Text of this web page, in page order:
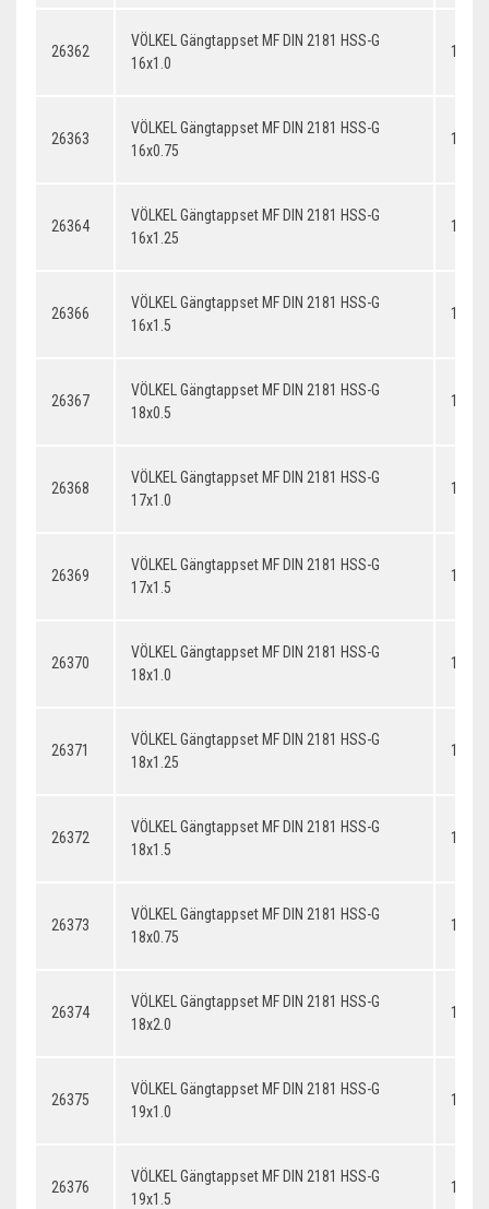
26362
VÖLKEL Gängtappset MF DIN 2181 HSS-G
16x1.0
26363
VÖLKEL Gängtappset MF DIN 2181 HSS-G
16x0.75
26364
VÖLKEL Gängtappset MF DIN 2181 HSS-G
16x1.25
26366
VÖLKEL Gängtappset MF DIN 2181 HSS-G
16x1.5
26367
VÖLKEL Gängtappset MF DIN 2181 HSS-G
18x0.5
26368
VÖLKEL Gängtappset MF DIN 2181 HSS-G
17x1.0
26369
VÖLKEL Gängtappset MF DIN 2181 HSS-G
17x1.5
26370
VÖLKEL Gängtappset MF DIN 2181 HSS-G
18x1.0
26371
VÖLKEL Gängtappset MF DIN 2181 HSS-G
18x1.25
26372
VÖLKEL Gängtappset MF DIN 2181 HSS-G
18x1.5
26373
VÖLKEL Gängtappset MF DIN 2181 HSS-G
18x0.75
26374
VÖLKEL Gängtappset MF DIN 2181 HSS-G
18x2.0
26375
VÖLKEL Gängtappset MF DIN 2181 HSS-G
19x1.0
26376
VÖLKEL Gängtappset MF DIN 2181 HSS-G
19x1.5